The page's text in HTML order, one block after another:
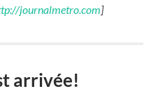
journalmetro.com]
arrivée!